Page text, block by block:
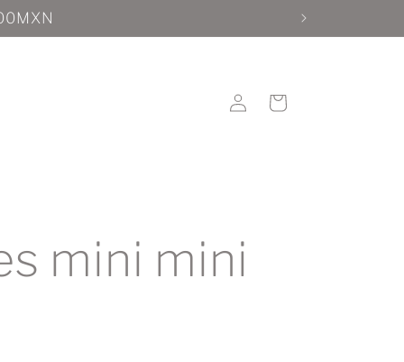
Iniciar
sesión
Carrito
mini mini